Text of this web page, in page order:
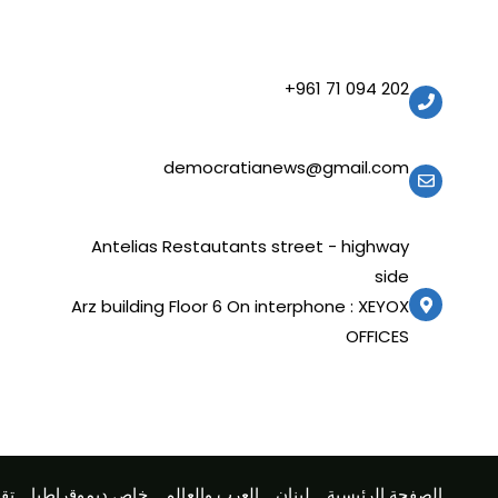
202 094 71 961+
democratianews@gmail.com
Antelias Restautants street - highway
side
Arz building Floor 6 On interphone : XEYOX
OFFICES